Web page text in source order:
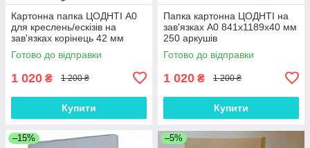
Картонна папка ЦОДНТІ А0
для креслень/ескізів на
зав'язках корінець 42 мм
841х1189 мм
Готово до відправки
1 020 ₴ 1 200 ₴
Купити
Папка картонна ЦОДНТІ на
зав'язках А0 841х1189х40 мм
250 аркушів
Готово до відправки
1 020 ₴ 1 200 ₴
Купити
–15% –5%